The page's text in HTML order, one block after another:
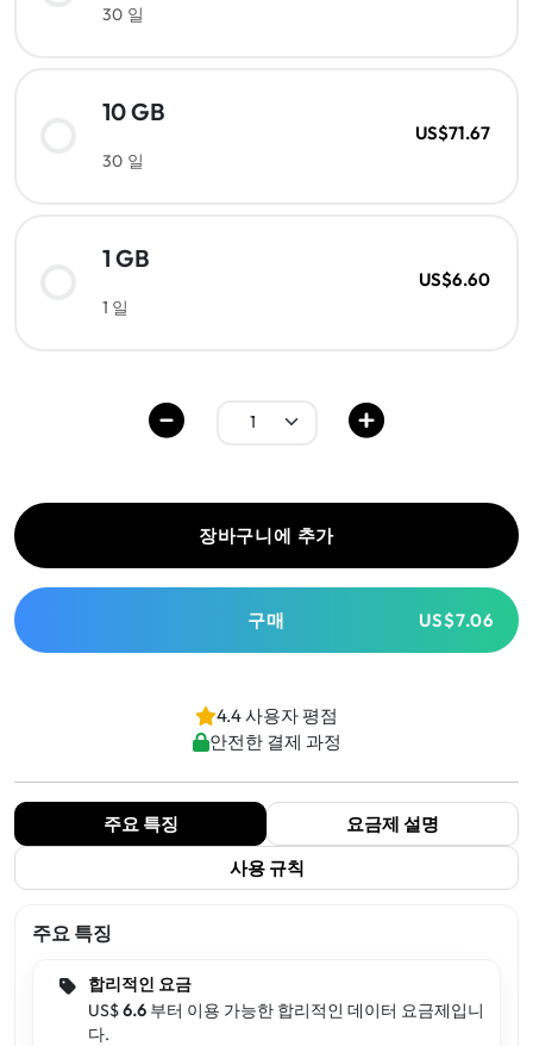
30 일
10 GB
30 일
US$71.67
1 GB
1 일
US$6.60
장바구니에 추가
구매 US$7.06
4.4 사용자 평점
안전한 결제 과정
주요 특징
요금제 설명
사용 규칙
주요 특징
합리적인 요금
US$6.6 부터 이용 가능한 합리적인 데이터 요금제입니
다.